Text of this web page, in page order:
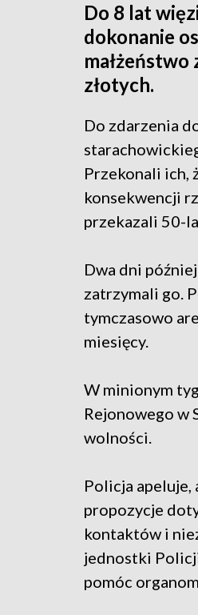
Do 8 lat
dokonanie
złotych.
Do zdarzenia
Przekonali ich,
konsekwencji
przekazali 50-
Dwa dni
zatrzymali go.
tymczasowo
miesięcy.
W minionym
Rejonowego w
wolności.
Policja apeluje,
propozycje
kontaktów i
jednostki
pomóc